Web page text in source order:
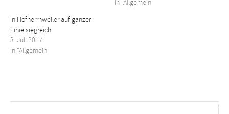
In "Allgemein"
In Hofherrnweiler auf ganzer
Linie siegreich
3. Juli 2017
In "Allgemein"